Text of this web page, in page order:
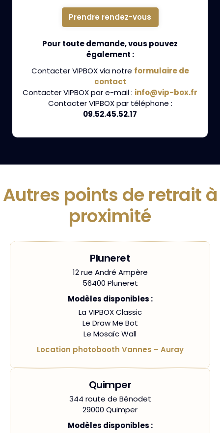
Prendre rendez-vous
Pour toute demande, vous pouvez
également :
Contacter VIPBOX via notre formulaire de
contact
Contacter VIPBOX par e-mail : info@vip-box.fr
Contacter VIPBOX par téléphone :
09.52.45.52.17
Autres points de retrait à
proximité
Pluneret
12 rue André Ampère
56400 Pluneret
Modèles disponibles :
La VIPBOX Classic
Le Draw Me Bot
Le Mosaïc Wall
Location photobooth Vannes – Auray
Quimper
344 route de Bénodet
29000 Quimper
Modèles disponibles :